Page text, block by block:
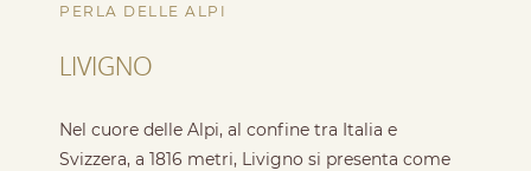
PERLA DELLE ALPI
LIVIGNO
Nel cuore delle Alpi, al confine tra Italia e
Svizzera, a 1816 metri, Livigno si presenta come